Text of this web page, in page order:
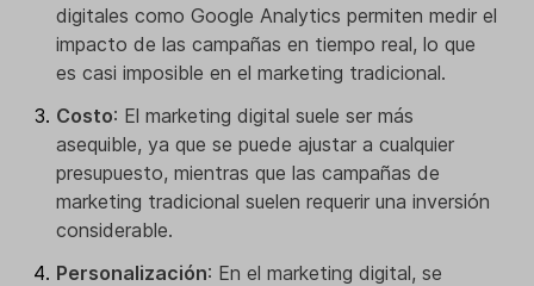
digitales como Google Analytics permiten medir el
impacto de las campañas en tiempo real, lo que
es casi imposible en el marketing tradicional.
Costo: El marketing digital suele ser más
asequible, ya que se puede ajustar a cualquier
presupuesto, mientras que las campañas de
marketing tradicional suelen requerir una inversión
considerable.
Personalización: En el marketing digital, se